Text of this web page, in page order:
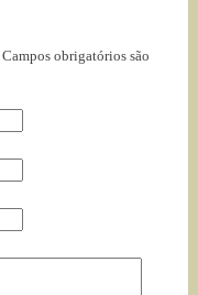
Campos obrigatórios são